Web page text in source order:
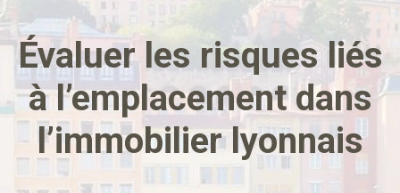
Évaluer les risques liés
à l’emplacement dans
l’immobilier lyonnais